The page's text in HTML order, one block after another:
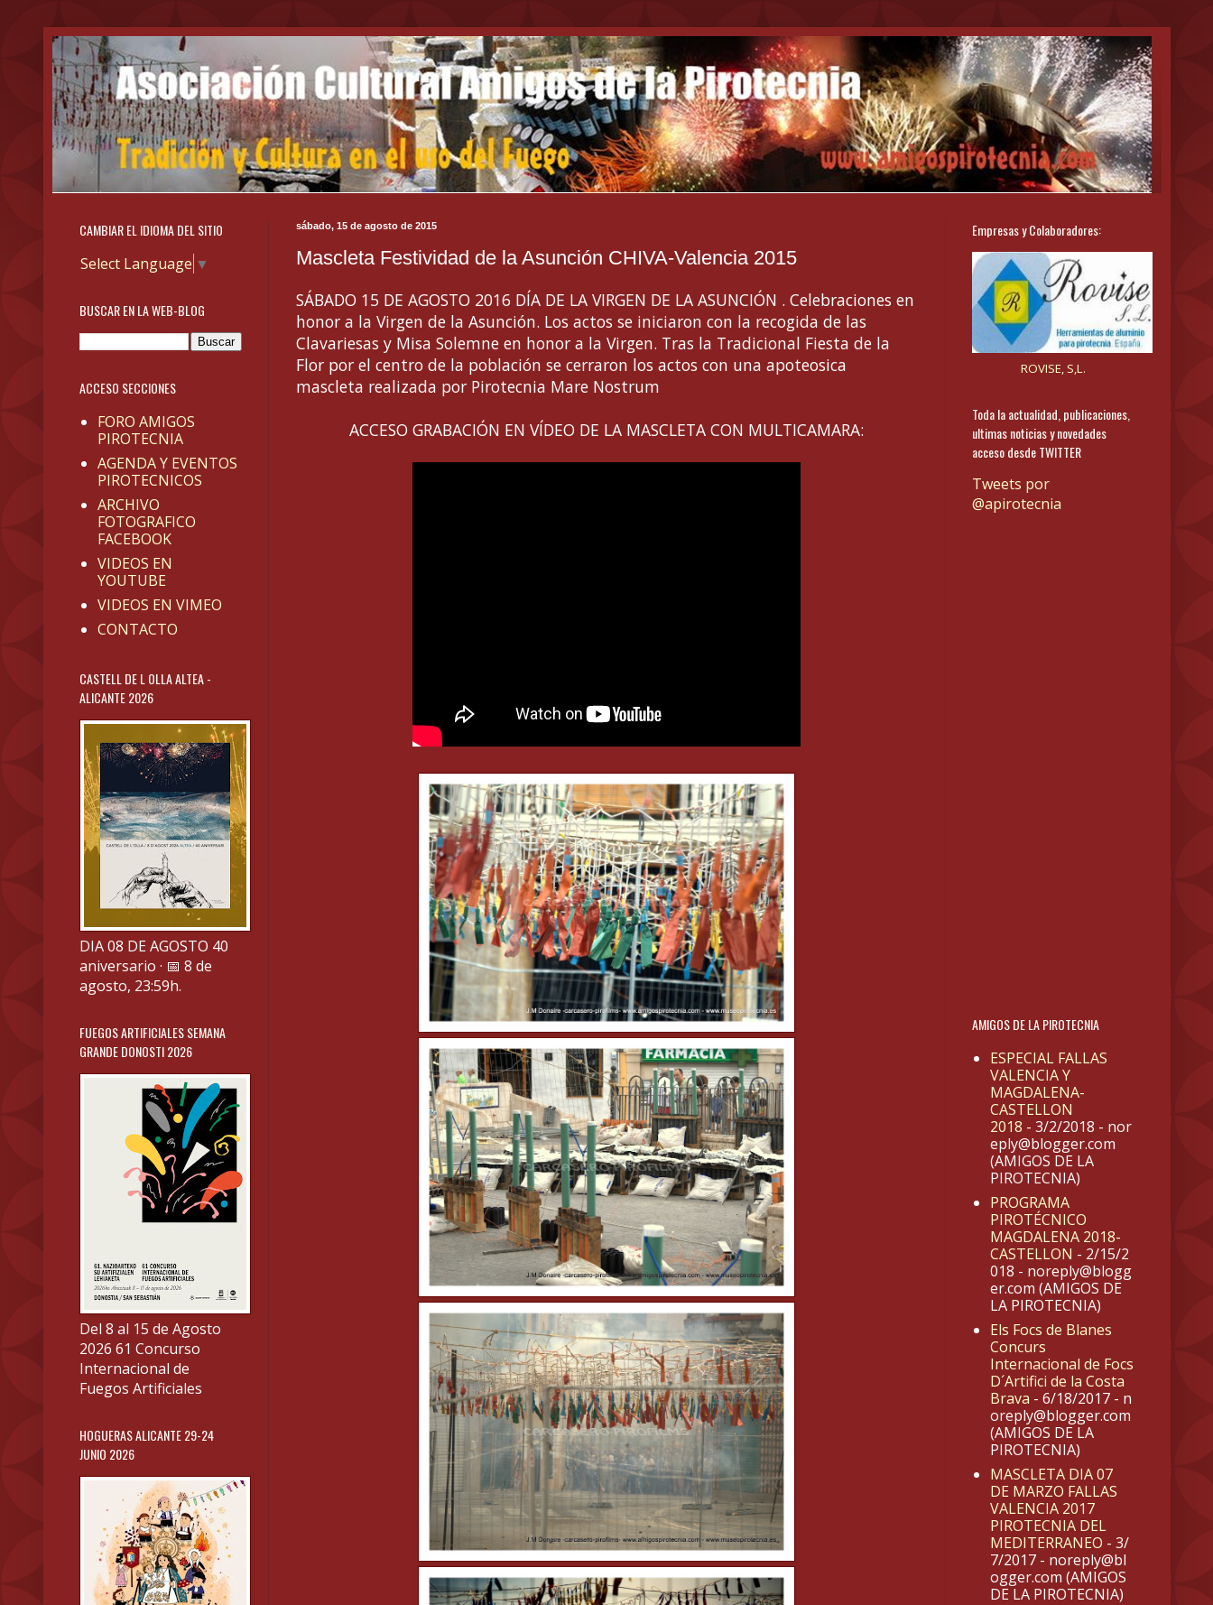
sábado, 15 de agosto de 2015
Mascleta Festividad de la Asunción CHIVA-Valencia 2015
SÁBADO 15 DE AGOSTO 2016 DÍA DE LA VIRGEN DE LA ASUNCIÓN . Celebraciones en
honor a la Virgen de la Asunción. Los actos se iniciaron con la recogida de las
Clavariesas y Misa Solemne en honor a la Virgen. Tras la Tradicional Fiesta de la
Flor por el centro de la población se cerraron los actos con una apoteosica
mascleta realizada por Pirotecnia Mare Nostrum
ACCESO GRABACIÓN EN VÍDEO DE LA MASCLETA CON MULTICAMARA:
CAMBIAR EL IDIOMA DEL SITIO
Select Language ▼
BUSCAR EN LA WEB-BLOG
ACCESO SECCIONES
FORO AMIGOS
PIROTECNIA
AGENDA Y EVENTOS
PIROTECNICOS
ARCHIVO
FOTOGRAFICO
FACEBOOK
VIDEOS EN
YOUTUBE
VIDEOS EN VIMEO
CONTACTO
CASTELL DE L OLLA ALTEA -
ALICANTE 2026
DIA 08 DE AGOSTO 40
aniversario · 📅 8 de
agosto, 23:59h.
FUEGOS ARTIFICIALES SEMANA
GRANDE DONOSTI 2026
Del 8 al 15 de Agosto
2026 61 Concurso
Internacional de
Fuegos Artificiales
HOGUERAS ALICANTE 29-24
JUNIO 2026
Empresas y Colaboradores:
ROVISE, S,L.
Toda la actualidad, publicaciones,
ultimas noticias y novedades
acceso desde TWITTER
Tweets por
@apirotecnia
AMIGOS DE LA PIROTECNIA
ESPECIAL FALLAS
VALENCIA Y
MAGDALENA-
CASTELLON
2018 - 3/2/2018 - nor
eply@blogger.com
(AMIGOS DE LA
PIROTECNIA)
PROGRAMA
PIROTÉCNICO
MAGDALENA 2018-
CASTELLON - 2/15/2
018 - noreply@blogg
er.com (AMIGOS DE
LA PIROTECNIA)
Els Focs de Blanes
Concurs
Internacional de Focs
D´Artifici de la Costa
Brava - 6/18/2017- n
oreply@blogger.com
(AMIGOS DE LA
PIROTECNIA)
MASCLETA DIA 07
DE MARZO FALLAS
VALENCIA 2017
PIROTECNIA DEL
MEDITERRANEO - 3/
7/2017- noreply@bl
ogger.com (AMIGOS
DE LA PIROTECNIA)